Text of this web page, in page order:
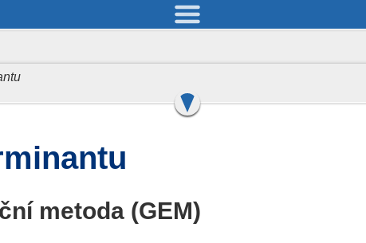
lineárnách rovnic
metoda (GEM)